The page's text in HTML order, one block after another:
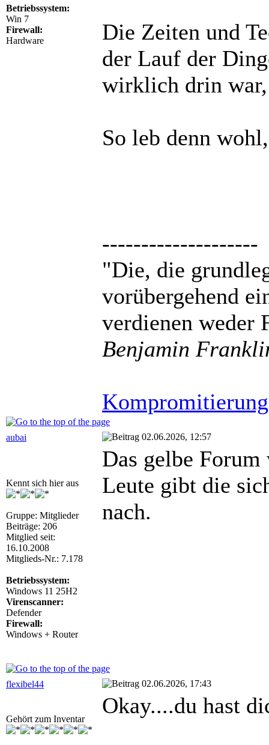
Betriebssystem:
Win 7
Firewall:
Hardware
Die Zeiten und
der Lauf der
wirklich drin
So leb denn
--------------------
"Die, die
vorübergehend
verdienen weder
Benjamin
aubai 02.06.2026, 12:57
Kennt sich hier aus
Gruppe: Mitglieder
Beiträge: 206
Mitglied seit:
16.10.2008
Mitglieds-Nr.: 7.178
Betriebssystem:
Windows 11 25H2
Virenscanner:
Defender
Firewall:
Windows + Router
Das gelbe
Leute gibt die
nach.
flexibel44 02.06.2026, 17:43
Gehört zum Inventar
Okay....du hast